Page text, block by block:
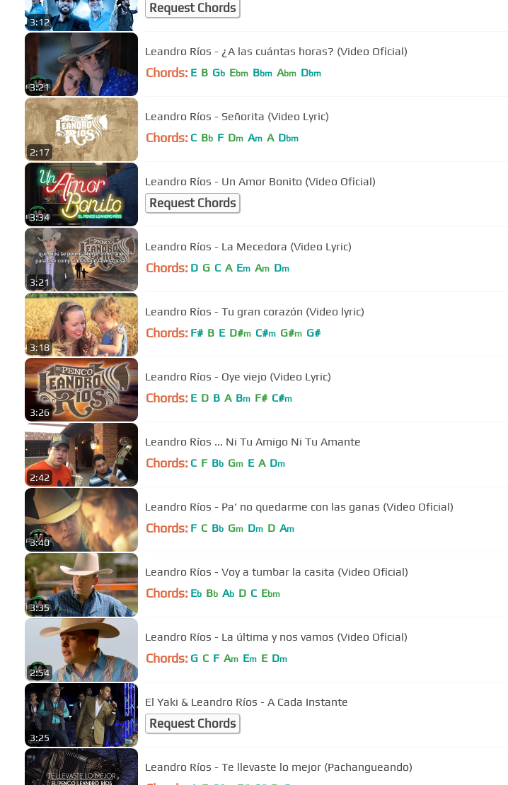
3:12
Request Chords
3:21
Leandro Ríos - ¿A las cuántas horas? (Video Oficial)
Chords: E B Gb Ebm Bbm Abm Dbm
2:17
Leandro Ríos - Señorita (Video Lyric)
Chords: C Bb F Dm Am A Dbm
3:34
Leandro Ríos - Un Amor Bonito (Video Oficial)
Request Chords
3:21
Leandro Ríos - La Mecedora (Video Lyric)
Chords: D G C A Em Am Dm
3:18
Leandro Ríos - Tu gran corazón (Video lyric)
Chords: F# B E D#m C#m G#m G#
3:26
Leandro Ríos - Oye viejo (Video Lyric)
Chords: E D B A Bm F# C#m
2:42
Leandro Ríos ... Ni Tu Amigo Ni Tu Amante
Chords: C F Bb Gm E A Dm
3:40
Leandro Ríos - Pa' no quedarme con las ganas (Video Oficial)
Chords: F C Bb Gm Dm D Am
3:35
Leandro Ríos - Voy a tumbar la casita (Video Oficial)
Chords: Eb Bb Ab D C Ebm
2:54
Leandro Ríos - La última y nos vamos (Video Oficial)
Chords: G C F Am Em E Dm
3:25
El Yaki & Leandro Ríos - A Cada Instante
Request Chords
Leandro Ríos - Te llevaste lo mejor (Pachangueando)